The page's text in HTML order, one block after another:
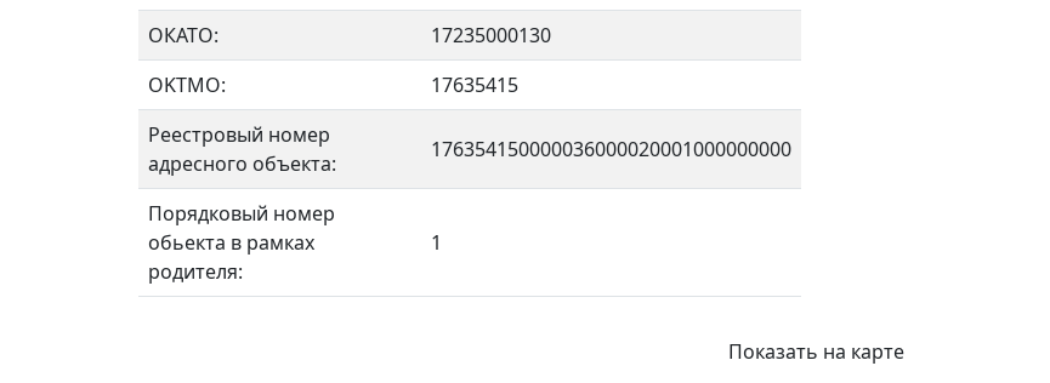
ОКАТО:
17235000130
OKTMO:
17635415
Реестровый номер
адресного объекта:
176354150000036000020001000000000
Порядковый номер
обьекта в рамках
родителя:
1
Показать на карте